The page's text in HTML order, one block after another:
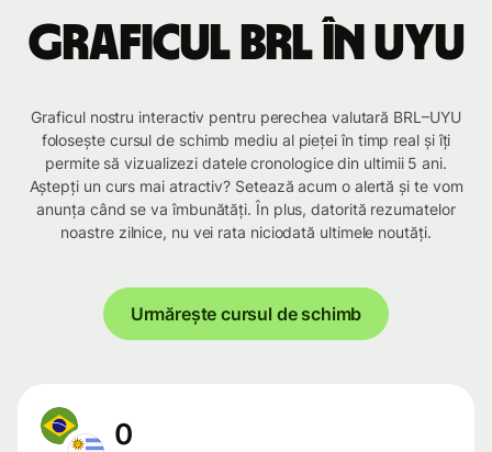
Graficul BRL în UYU
Graficul nostru interactiv pentru perechea valutară BRL–UYU
folosește cursul de schimb mediu al pieței în timp real și îți
permite să vizualizezi datele cronologice din ultimii 5 ani.
Aștepți un curs mai atractiv? Setează acum o alertă și te vom
anunța când se va îmbunătăți. În plus, datorită rezumatelor
noastre zilnice, nu vei rata niciodată ultimele noutăți.
Urmărește cursul de schimb
0